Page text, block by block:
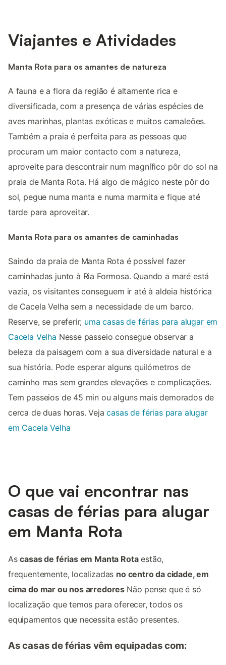
Viajantes e Atividades
Manta Rota para os amantes de natureza
A fauna e a flora da região é altamente rica e
diversificada, com a presença de várias espécies de
aves marinhas, plantas exóticas e muitos camaleões.
Também a praia é perfeita para as pessoas que
procuram um maior contacto com a natureza,
aproveite para descontrair num magnífico pôr do sol na
praia de Manta Rota. Há algo de mágico neste pôr do
sol, pegue numa manta e numa marmita e fique até
tarde para aproveitar.
Manta Rota para os amantes de caminhadas
Saindo da praia de Manta Rota é possível fazer
caminhadas junto à Ria Formosa. Quando a maré está
vazia, os visitantes conseguem ir até à aldeia histórica
de Cacela Velha sem a necessidade de um barco.
Reserve, se preferir, uma casas de férias para alugar em
Cacela Velha Nesse passeio consegue observar a
beleza da paisagem com a sua diversidade natural e a
sua história. Pode esperar alguns quilómetros de
caminho mas sem grandes elevações e complicações.
Tem passeios de 45 min ou alguns mais demorados de
cerca de duas horas. Vejacasas de férias para alugar
em Cacela Velha
O que vai encontrar nas
casas de férias para alugar
em Manta Rota
Ascasas de férias em Manta Rotaestão,
frequentemente, localizadas no centro da cidade, em
cima do mar ou nos arredores Não pense que é só
localização que temos para oferecer, todos os
equipamentos que necessita estão presentes.
As casas de férias vêm equipadas com: